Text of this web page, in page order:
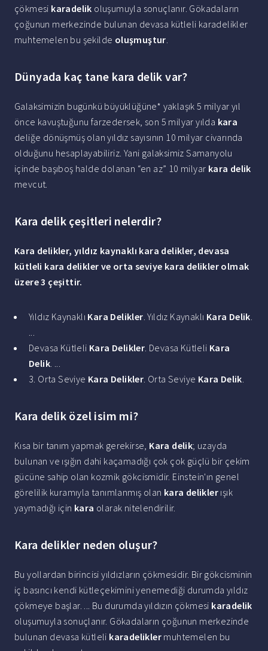
çökmesi karadelik oluşumuyla sonuçlanır. Gökadaların
çoğunun merkezinde bulunan devasa kütleli karadelikler
muhtemelen bu şekilde oluşmuştur.
Dünyada kaç tane kara delik var?
Galaksimizin bugünkü büyüklüğüne* yaklaşık 5 milyar yıl
önce kavuştuğunu farzedersek, son 5 milyar yılda kara
deliğe dönüşmüş olan yıldız sayısının 10 milyar civarında
olduğunu hesaplayabiliriz. Yani galaksimiz Samanyolu
içinde başıboş halde dolanan “en az” 10 milyar kara delik
mevcut.
Kara delik çeşitleri nelerdir?
Kara delikler, yıldız kaynaklı kara delikler, devasa
kütleli kara delikler ve orta seviye kara delikler olmak
üzere 3 çeşittir.
Yıldız Kaynaklı Kara Delikler. Yıldız Kaynaklı Kara Delik.
...
Devasa Kütleli Kara Delikler. Devasa Kütleli Kara
Delik. ...
3. Orta Seviye Kara Delikler. Orta Seviye Kara Delik.
Kara delik özel isim mi?
Kısa bir tanım yapmak gerekirse, Kara delik; uzayda
bulunan ve ışığın dahi kaçamadığı çok çok güçlü bir çekim
gücüne sahip olan kozmik gökcismidir. Einstein'ın genel
görelilik kuramıyla tanımlanmış olan kara delikler ışık
yaymadığı için kara olarak nitelendirilir.
Kara delikler neden oluşur?
Bu yollardan birincisi yıldızların çökmesidir. Bir gökcisminin
iç basıncı kendi kütleçekimini yenemediği durumda yıldız
çökmeye başlar. ... Bu durumda yıldızın çökmesi karadelik
oluşumuyla sonuçlanır. Gökadaların çoğunun merkezinde
bulunan devasa kütleli karadelikler muhtemelen bu